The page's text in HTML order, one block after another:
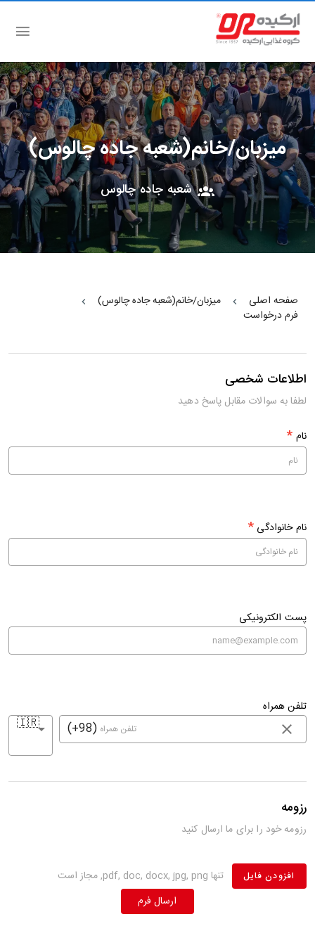
وب سایت شرکت
میزبان/خانم(شعبه جاده چالوس)
شعبه جاده چالوس
صفحه اصلی
میزبان/خانم(شعبه جاده چالوس)
فرم درخواست
اطلاعات شخصی
لطفا به سوالات مقابل پاسخ دهید
نام *
نام خانوادگی *
پست الکترونیکی
تلفن همراه
🇮🇷 (+98)
رزومه
رزومه خود را برای ما ارسال کنید
افزودن فایل
تنها pdf, doc, docx, jpg, png, مجاز است
ارسال فرم